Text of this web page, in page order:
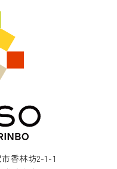
香林坊2-1-1